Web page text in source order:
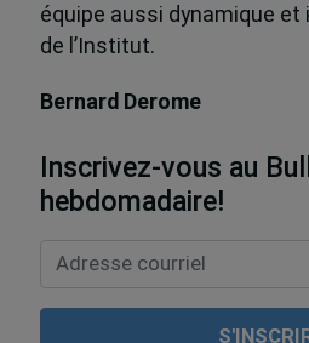
équipe aussi dynamique et
de l’Institut.
Bernard Derome
Inscrivez-vous au
hebdomadaire!